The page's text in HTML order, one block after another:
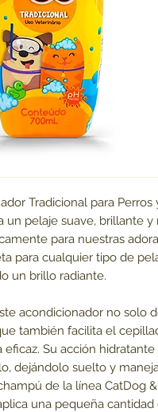
Tradicional para Perros
un pelaje suave, brillante y
para nuestras
para cualquier tipo de
un brillo radiante.
acondicionador no solo
también facilita el
Su acción
dejándolo suelto y
de la línea CatDog &
una pequeña cantidad